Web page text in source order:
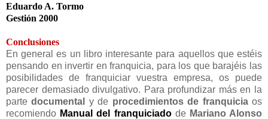
Eduardo A. Tormo
Gestión 2000
Conclusiones
En general es un libro interesante para aquellos que estéis
pensando en invertir en franquicia, para los que barajéis las
posibilidades de franquiciar vuestra empresa, os puede
parecer demasiado divulgativo. Para profundizar más en la
partedocumental y de procedimientos de franquiciaos
recomiendo Manual del franquiciadode Mariano Alonso